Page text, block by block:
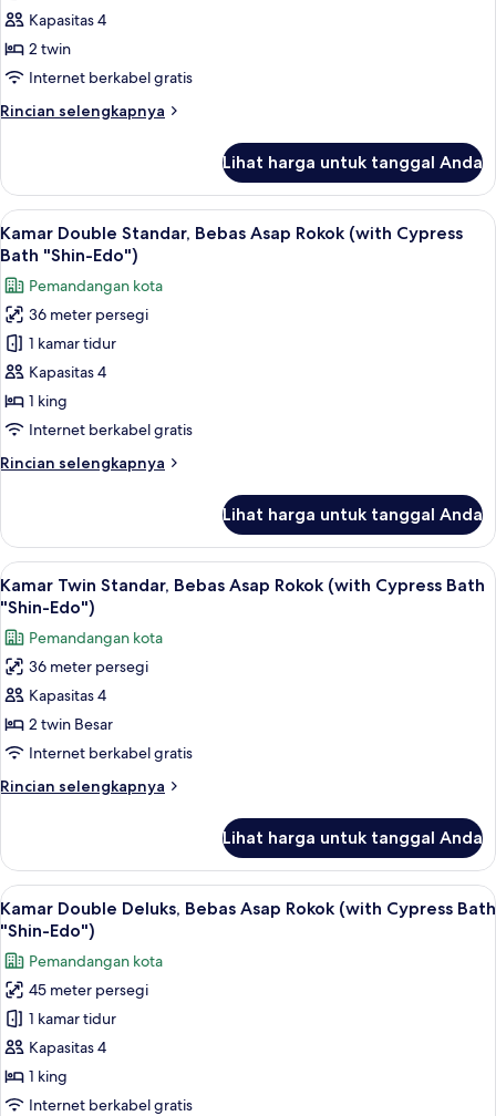
Bath
"Shin-
Edo")
Twin
Standar,
Boleh
(The
Kapasitas 4
2 twin
Internet berkabel gratis
Rincian selengkapnya
Rincian
Kamar
Twin
Standar,
Boleh
(The
Main)
Lihat harga untuk tanggal Anda
Lihat
semua
foto
untuk
Kamar
Double
Standar,
Bebas
Asap
(with
"Shin-
Edo")
Selimut bulu angsa, brankas, meja
13
Kamar Double Standar, Bebas Asap Rokok (with Cypress
Bath "Shin-Edo")
Pemandangan kota
36 meter persegi
1 kamar tidur
Kapasitas 4
1 king
Internet berkabel gratis
Rincian selengkapnya
Rincian
Kamar
Double
Standar,
Bebas
Rokok
(with
Cypress
Bath
"Shin-
Lihat harga untuk tanggal Anda
Lihat
semua
foto
untuk
Kamar
Twin
Standar,
Bebas
Asap
Rokok
Cypress
Bath
"Shin-
Edo")
Kamar Twin Standar, Bebas Asap
12
Kamar Twin Standar, Bebas Asap Rokok (with Cypress Bath
"Shin-Edo")
Pemandangan kota
36 meter persegi
Kapasitas 4
2 twin Besar
Internet berkabel gratis
Rincian selengkapnya
Rincian
Kamar
Twin
Standar,
Bebas
Rokok
(with
Cypress
Bath
"Shin-
Lihat harga untuk tanggal Anda
Lihat
semua
foto
untuk
Kamar
Double
Deluks,
Bebas
Asap
16
Kamar Double Deluks, Bebas Asap Rokok (with Cypress Bath
"Shin-Edo")
Pemandangan kota
45 meter persegi
1 kamar tidur
Kapasitas 4
1 king
Internet berkabel gratis